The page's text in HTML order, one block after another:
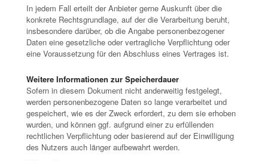
In jedem Fall erteilt der Anbieter gerne Auskunft über die
konkrete Rechtsgrundlage, auf der die Verarbeitung beruht,
insbesondere darüber, ob die Angabe personenbezogener
Daten eine gesetzliche oder vertragliche Verpflichtung oder
eine Voraussetzung für den Abschluss eines Vertrages ist.
Weitere Informationen zur Speicherdauer
Sofern in diesem Dokument nicht anderweitig festgelegt,
werden personenbezogene Daten so lange verarbeitet und
gespeichert, wie es der Zweck erfordert, zu dem sie erhoben
wurden, und können ggf. aufgrund einer zu erfüllenden
rechtlichen Verpflichtung oder basierend auf der Einwilligung
des Nutzers auch länger aufbewahrt werden.